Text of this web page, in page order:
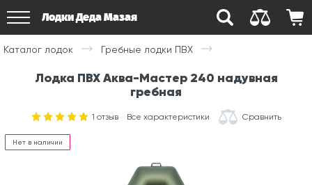
Лодки Деда Мазая
Каталог лодок Гребные лодки ПВХ
Лодка ПВХ Аква-Мастер 240 надувная
гребная
1 отзыв Все характеристики Сравнить
Нет в наличии